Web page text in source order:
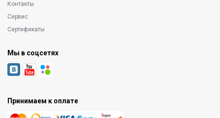
Контакты
Сервис
Сертификаты
Мы в соцсетях
Принимаем к оплате